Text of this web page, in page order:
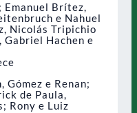
Emanuel Brítez,
e Nahuel
Nicolás Tripichio
Gabriel Hachen e
Gómez e Renan;
de Paula,
Rony e Luiz